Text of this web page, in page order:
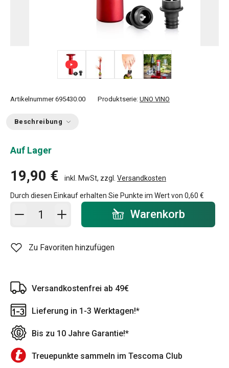
Artikelnummer 695430.00 Produktserie: UNO VINO
Beschreibung
Auf Lager
19,90 € inkl. MwSt, zzgl. Versandkosten
Durch diesen Einkauf erhalten Sie Punkte im Wert von 0,60 €
In den Warenkorb - Menge Warenkorb
Zu Favoriten hinzufügen
Versandkostenfrei ab 49€
Lieferung in 1-3 Werktagen!*
Bis zu 10 Jahre Garantie!*
Treuepunkte sammeln im Tescoma Club